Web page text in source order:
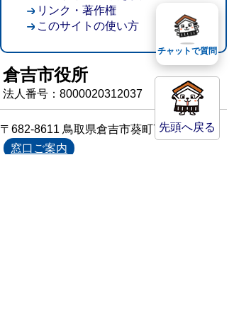
先頭へ戻る
リンク・著作権
このサイトの使い方
倉吉市役所
法人番号：8000020312037
〒682-8611 鳥取県倉吉市葵町722
窓口ご案内
チャットで質問